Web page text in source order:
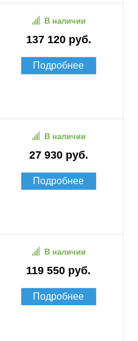
137 120 руб.
В наличии
Подробнее
27 930 руб.
В наличии
Подробнее
119 550 руб.
В наличии
Подробнее